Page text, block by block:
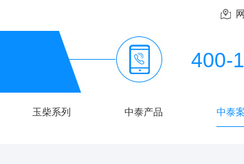
400-
玉柴系列 中泰产品 中泰